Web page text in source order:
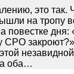
это
на тропу
повестке дня:
СРО
оба…